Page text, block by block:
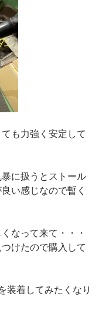
も力強く安定して
に扱うとストール
い感じなので暫く
なって来て・・・
けたので購入して
装着してみたくなり